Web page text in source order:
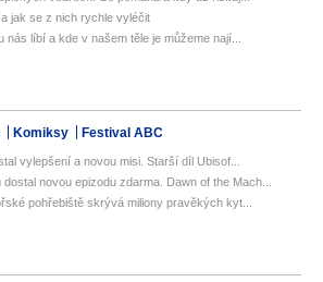
jak se z nich rychle vyléčit
líbí a kde v našem těle je můžeme nají...
Komiksy Festival ABC
vylepšení a novou misi. Starší díl Ubisof...
novou epizodu zdarma. Dawn of the Mach...
pohřebiště skrývá miliony pravěkých kyt...